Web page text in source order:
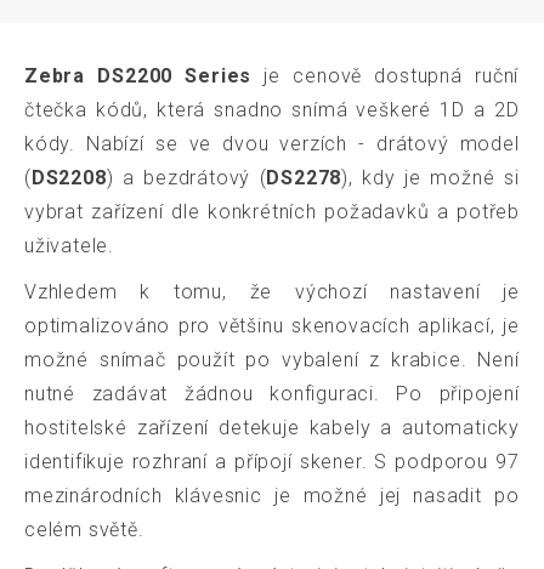
Zebra DS2200 Series
je cenově dostupná ruční
čtečka kódů, která snadno snímá veškeré 1D a 2D
kódy. Nabízí se ve dvou verzích - drátový model
(DS2208) a bezdrátový (DS2278), kdy je možné si
vybrat zařízení dle konkrétních požadavků a potřeb
uživatele.
Vzhledem k tomu, že výchozí nastavení je
optimalizováno pro většinu skenovacích aplikací, je
možné snímač použít po vybalení z krabice. Není
nutné zadávat žádnou konfiguraci. Po připojení
hostitelské zařízení detekuje kabely a automaticky
identifikuje rozhraní a přípojí skener. S podporou 97
mezinárodních klávesnic je možné jej nasadit po
celém světě.